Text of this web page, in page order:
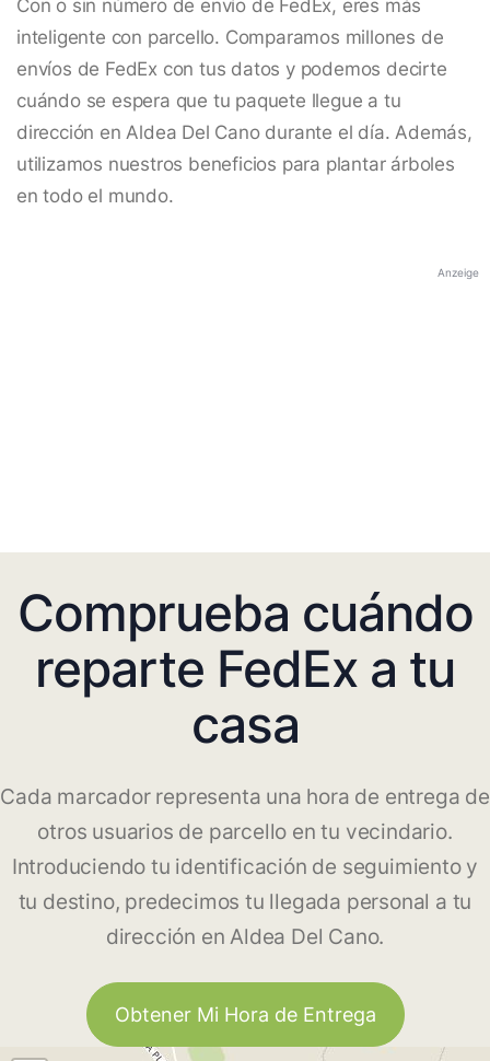
Con o sin número de envío de FedEx, eres más
inteligente con parcello. Comparamos millones de
envíos de FedEx con tus datos y podemos decirte
cuándo se espera que tu paquete llegue a tu
dirección en Aldea Del Cano durante el día. Además,
utilizamos nuestros beneficios para plantar árboles
en todo el mundo.
Anzeige
Comprueba cuándo
reparte FedEx a tu
casa
Cada marcador representa una hora de entrega de
otros usuarios de parcello en tu vecindario.
Introduciendo tu identificación de seguimiento y
tu destino, predecimos tu llegada personal a tu
dirección en Aldea Del Cano.
Obtener Mi Hora de Entrega